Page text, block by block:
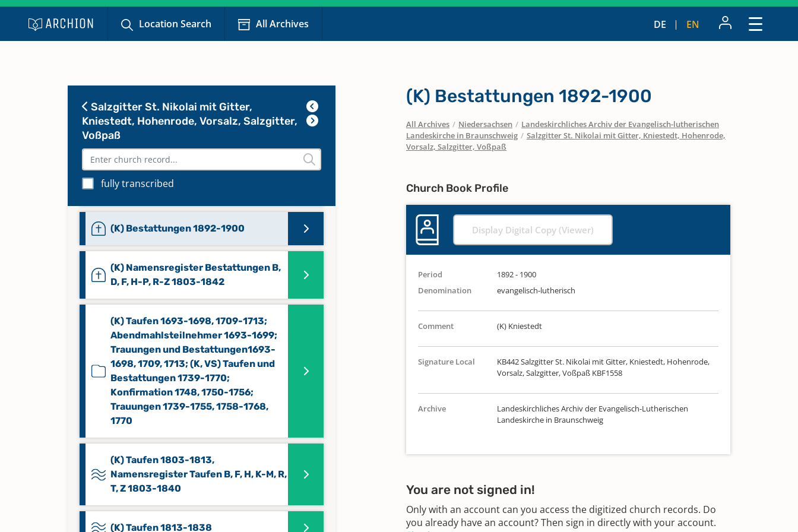
Location Search All Archives DE EN
Salzgitter St. Nikolai mit Gitter,
Kniestedt, Hohenrode, Vorsalz, Salzgitter,
Voßpaß
fully transcribed
(K) Bestattungen 1812-1841,
Namensregister Bestattungen A-H,
O-P, R, Z 1803-1841
(K) Bestattungen 1870-1892
(K) Bestattungen 1892-1900
(K) Namensregister Bestattungen B,
D, F, H-P, R-Z 1803-1842
(K) Taufen 1693-1698, 1709-1713;
Abendmahlsteilnehmer 1693-1699;
Trauungen und Bestattungen1693-
1698, 1709, 1713; (K, VS) Taufen und
Bestattungen 1739-1770;
Konfirmation 1748, 1750-1756;
Trauungen 1739-1755, 1758-1768,
1770
(K) Taufen 1803-1813,
Namensregister Taufen B, F, H, K-M, R,
T, Z 1803-1840
(K) Taufen 1813-1838
(K) Bestattungen 1892-1900
All Archives / Niedersachsen / Landeskirchliches Archiv der Evangelisch-lutherischen
Landeskirche in Braunschweig / Salzgitter St. Nikolai mit Gitter, Kniestedt, Hohenrode,
Vorsalz, Salzgitter, Voßpaß
Church Book Profile
Display Digital Copy (Viewer)
Period
1892 - 1900
Denomination
evangelisch-lutherisch
Comment (K) Kniestedt
Signature Local
KB442 Salzgitter St. Nikolai mit Gitter, Kniestedt, Hohenrode,
Vorsalz, Salzgitter, Voßpaß KBF1558
Archive
Landeskirchliches Archiv der Evangelisch-Lutherischen
Landeskirche in Braunschweig
You are not signed in!
Only with an account can you access the digitized church records. Do
you already have an account? Then sign in directly with your account.